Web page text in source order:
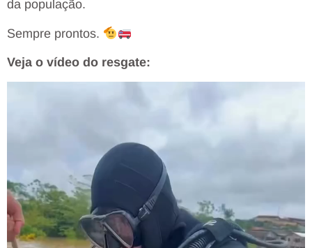
da população.
Sempre prontos.
Veja o vídeo do resgate: